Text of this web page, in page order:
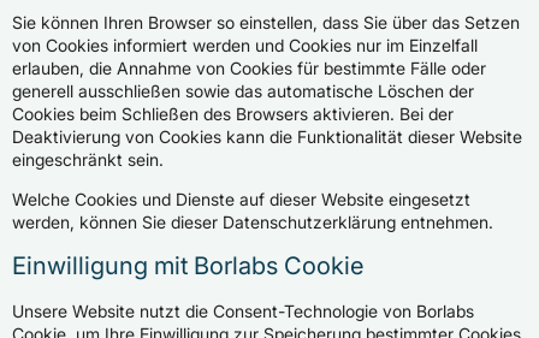
Sie können Ihren Browser so einstellen, dass Sie über das Setzen
von Cookies informiert werden und Cookies nur im Einzelfall
erlauben, die Annahme von Cookies für bestimmte Fälle oder
generell ausschließen sowie das automatische Löschen der
Cookies beim Schließen des Browsers aktivieren. Bei der
Deaktivierung von Cookies kann die Funktionalität dieser Website
eingeschränkt sein.
Welche Cookies und Dienste auf dieser Website eingesetzt
werden, können Sie dieser Datenschutzerklärung entnehmen.
Einwilligung mit Borlabs Cookie
Unsere Website nutzt die Consent-Technologie von Borlabs
Cookie, um Ihre Einwilligung zur Speicherung bestimmter Cookies